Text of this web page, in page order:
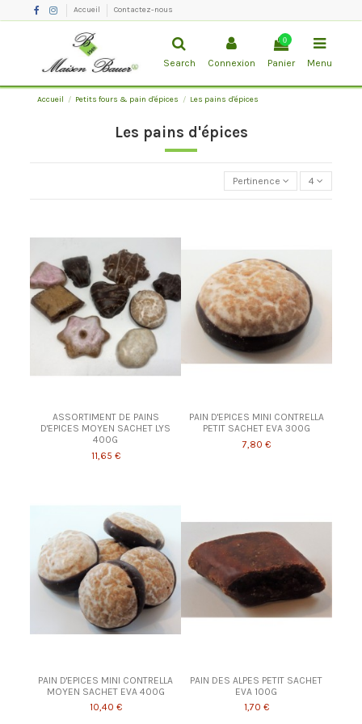
Accueil Contactez-nous
Search Connexion
0
Panier Menu
Accueil Petits fours & pain d'épices Les pains d'épices
Les pains d'épices
Pertinence 4
ASSORTIMENT DE PAINS
D'EPICES MOYEN SACHET LYS
400G
11,65 €
PAIN D'EPICES MINI CONTRELLA
PETIT SACHET EVA 300G
7,80 €
PAIN D'EPICES MINI CONTRELLA
MOYEN SACHET EVA 400G
10,40 €
PAIN DES ALPES PETIT SACHET
EVA 100G
1,70 €